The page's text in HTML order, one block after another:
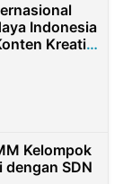
Indonesia
Kreatif
Kelompok
dengan SDN